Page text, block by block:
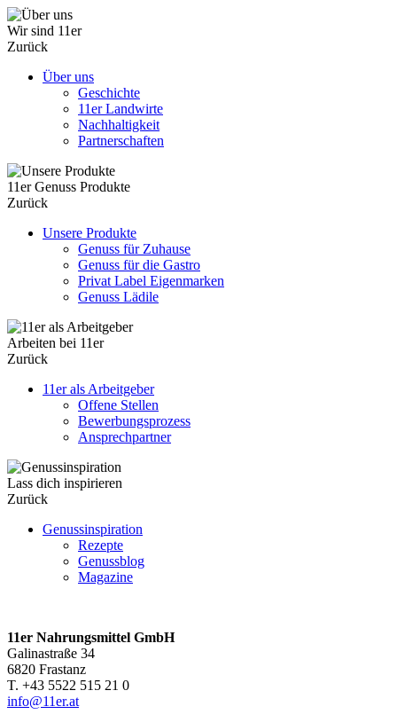
Wir sind 11er
Zurück
Über uns
Geschichte
11er Landwirte
Nachhaltigkeit
Partnerschaften
11er Genuss Produkte
Zurück
Unsere Produkte
Genuss für Zuhause
Genuss für die Gastro
Privat Label Eigenmarken
Genuss Lädile
Arbeiten bei 11er
Zurück
11er als Arbeitgeber
Offene Stellen
Bewerbungsprozess
Ansprechpartner
Lass dich inspirieren
Zurück
Genussinspiration
Rezepte
Genussblog
Magazine
11er Nahrungsmittel GmbH
Galinastraße 34
6820 Frastanz
T. +43 5522 515 21 0
info@11er.at